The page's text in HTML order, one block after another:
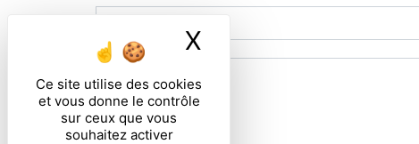
Ce site utilise des cookies
et vous donne le contrôle
sur ceux que vous
souhaitez activer
X Masquer le